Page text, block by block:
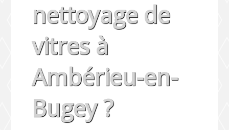
nettoyage de
vitres à
Ambérieu-en-
Bugey ?